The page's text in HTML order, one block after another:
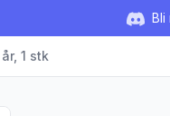
Bli
1 stk